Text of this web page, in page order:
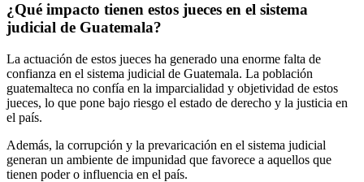
¿Qué impacto tienen estos jueces en el sistema
judicial de Guatemala?
La actuación de estos jueces ha generado una enorme falta de
confianza en el sistema judicial de Guatemala. La población
guatemalteca no confía en la imparcialidad y objetividad de estos
jueces, lo que pone bajo riesgo el estado de derecho y la justicia en
el país.
Además, la corrupción y la prevaricación en el sistema judicial
generan un ambiente de impunidad que favorece a aquellos que
tienen poder o influencia en el país.